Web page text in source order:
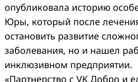
опубликовала историю
Юры, который после
остановить развитие
заболевания, но и нашел
инклюзивном предприятии.
«Партнерство с VK Добро и
Search